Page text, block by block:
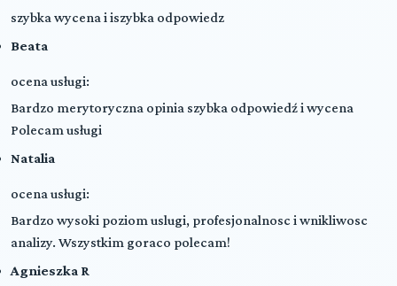
szybka wycena i iszybka odpowiedz
Beata
ocena usługi:
Bardzo merytoryczna opinia szybka odpowiedź i wycena
Polecam usługi
Natalia
ocena usługi:
Bardzo wysoki poziom uslugi, profesjonalnosc i wnikliwosc
analizy. Wszystkim goraco polecam!
Agnieszka R